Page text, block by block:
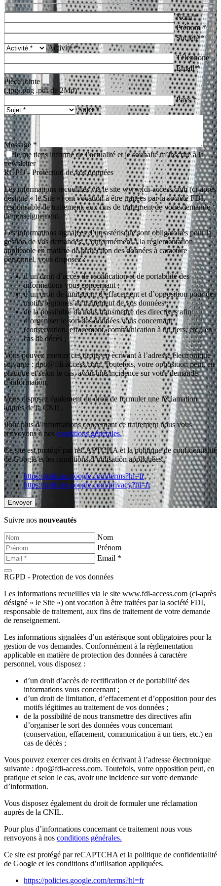
Nom *
Prénom *
Société *
Activité *
Téléphone
Email *
Pièce jointe
(.jpg .png .pdf de 2Mo)
Pays *
Sujet *
Message *
Je me tiens informé de l’actualité et je souhaite m’inscrire à la
newsletter
RGPD - Protection de vos données
Les informations recueillies via le site www.fdi-access.com (ci-après
désigné « le Site ») ont vocation à être traitées par la société FDI,
responsable de traitement, aux fins de traitement de votre demande
de renseignement.
Les informations signalées d’un astérisque sont obligatoires pour la
gestion de vos demandes. Conformément à la réglementation
applicable en matière de protection des données à caractère
personnel, vous disposez :
d’un droit d’accès de rectification et de portabilité des
informations vous concernant ;
d’un droit de limitation, d’effacement et d’opposition pour des
motifs légitimes au traitement de vos données ;
de la possibilité de nous transmettre des directives afin
d’organiser le sort des données vous concernant
(conservation, effacement, communication à un tiers, etc.) en
cas de décès ;
Vous pouvez exercer ces droits en écrivant à l’adresse électronique
suivante : dpo@fdi-access.com. Toutefois, votre opposition peut, en
pratique et selon le cas, avoir une incidence sur votre demande
d’information.
Vous disposez également du droit de formuler une réclamation
auprès de la CNIL.
Pour plus d’informations concernant ce traitement nous vous
renvoyons à nos conditions générales.
Ce site est protégé par reCAPTCHA et la politique de confidentialité
de Google et les conditions d’utilisation appliquées.
https://policies.google.com/terms?hl=fr
https://policies.google.com/privacy?hl=fr
Suivre nos nouveautés
Nom
Prénom
Email *
RGPD - Protection de vos données
Les informations recueillies via le site www.fdi-access.com (ci-après
désigné « le Site ») ont vocation à être traitées par la société FDI,
responsable de traitement, aux fins de traitement de votre demande
de renseignement.
Les informations signalées d’un astérisque sont obligatoires pour la
gestion de vos demandes. Conformément à la réglementation
applicable en matière de protection des données à caractère
personnel, vous disposez :
d’un droit d’accès de rectification et de portabilité des
informations vous concernant ;
d’un droit de limitation, d’effacement et d’opposition pour des
motifs légitimes au traitement de vos données ;
de la possibilité de nous transmettre des directives afin
d’organiser le sort des données vous concernant
(conservation, effacement, communication à un tiers, etc.) en
cas de décès ;
Vous pouvez exercer ces droits en écrivant à l’adresse électronique
suivante : dpo@fdi-access.com. Toutefois, votre opposition peut, en
pratique et selon le cas, avoir une incidence sur votre demande
d’information.
Vous disposez également du droit de formuler une réclamation
auprès de la CNIL.
Pour plus d’informations concernant ce traitement nous vous
renvoyons à nos conditions générales.
Ce site est protégé par reCAPTCHA et la politique de confidentialité
de Google et les conditions d’utilisation appliquées.
https://policies.google.com/terms?hl=fr